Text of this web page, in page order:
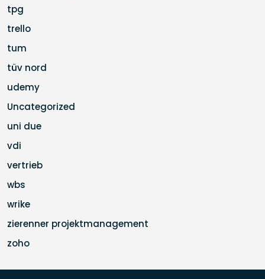
tpg
trello
tum
tüv nord
udemy
Uncategorized
uni due
vdi
vertrieb
wbs
wrike
zierenner projektmanagement
zoho